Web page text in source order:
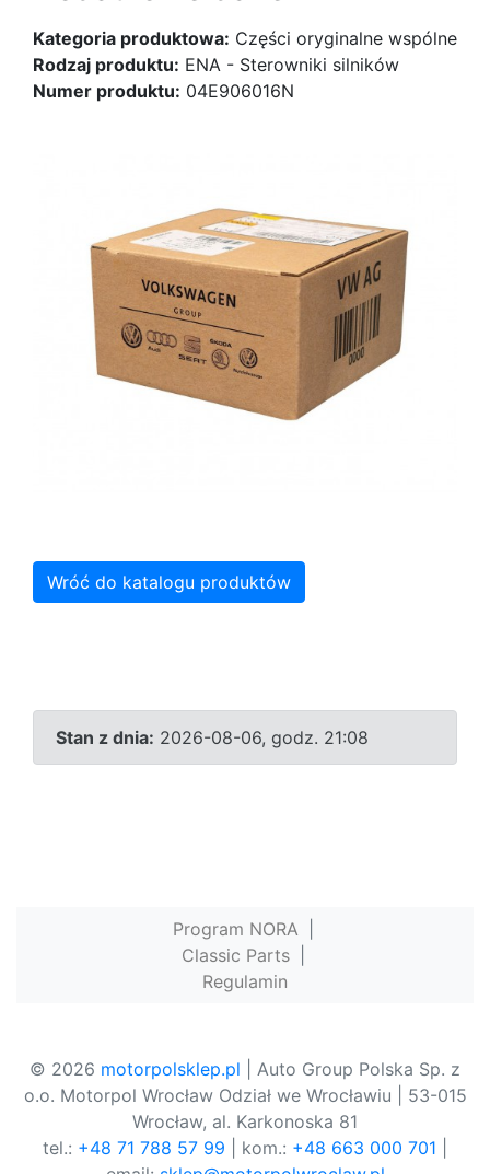
Kategoria produktowa: Części oryginalne wspólne
Rodzaj produktu: ENA - Sterowniki silników
Numer produktu: 04E906016N
Wróć do katalogu produktów
Stan z dnia: 2026-08-06, godz. 21:08
Program NORA
Classic Parts
Regulamin
© 2026 motorpolsklep.pl | Auto Group Polska Sp. z
o.o. Motorpol Wrocław Odział we Wrocławiu | 53-015
Wrocław, al. Karkonoska 81
tel.: +48 71 788 57 99 | kom.: +48 663 000 701